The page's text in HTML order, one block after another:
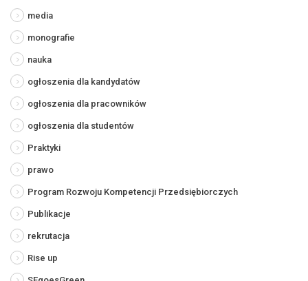
media
monografie
nauka
ogłoszenia dla kandydatów
ogłoszenia dla pracowników
ogłoszenia dla studentów
Praktyki
prawo
Program Rozwoju Kompetencji Przedsiębiorczych
Publikacje
rekrutacja
Rise up